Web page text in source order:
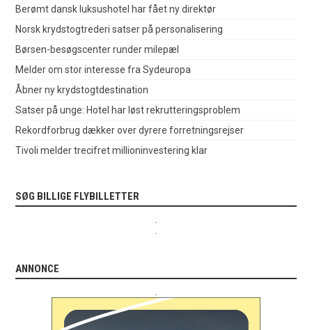
Berømt dansk luksushotel har fået ny direktør
Norsk krydstogtrederi satser på personalisering
Børsen-besøgscenter runder milepæl
Melder om stor interesse fra Sydeuropa
Åbner ny krydstogtdestination
Satser på unge: Hotel har løst rekrutteringsproblem
Rekordforbrug dækker over dyrere forretningsrejser
Tivoli melder trecifret millioninvestering klar
SØG BILLIGE FLYBILLETTER
ANNONCE